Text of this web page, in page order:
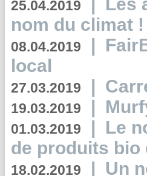
25.04.2019
nom du climat !
08.04.2019 |
local
27.03.2019 |
19.03.2019 |
01.03.2019 | Le
de produits bio
18.02.2019 | Un